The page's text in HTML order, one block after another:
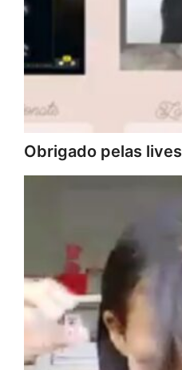
Obrigado pelas lives